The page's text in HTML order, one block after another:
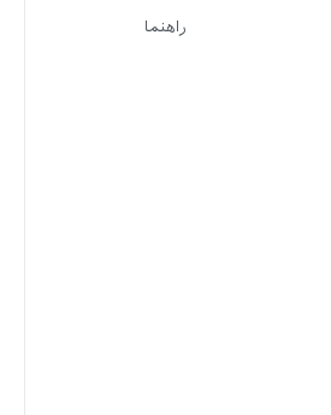
راهنما